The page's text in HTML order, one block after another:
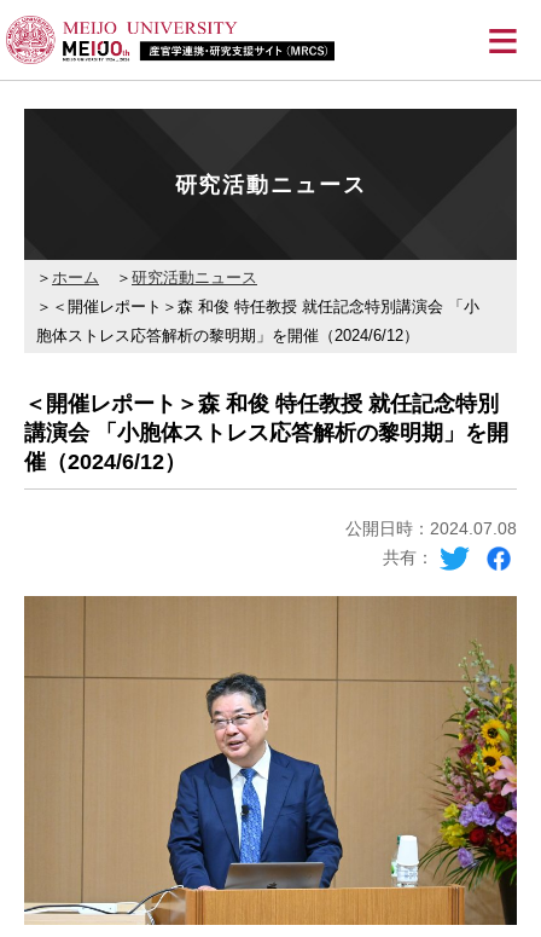
≡
研究活動ニュース
ホーム
研究活動ニュース
＜開催レポート＞森 和俊 特任教授 就任記念特別講演会 「小
胞体ストレス応答解析の黎明期」を開催（2024/6/12）
＜開催レポート＞森 和俊 特任教授 就任記念特別
講演会 「小胞体ストレス応答解析の黎明期」を開
催（2024/6/12）
公開日時：2024.07.08
共有：